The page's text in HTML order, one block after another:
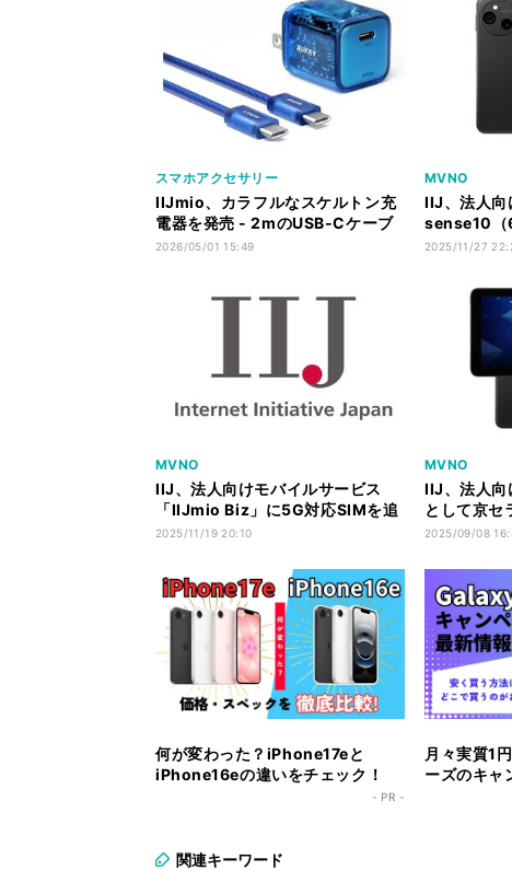
スマホアクセサリー
IIJmio、カラフルなスケルトン充
電器を発売 - 2mのUSB-Cケーブ
ル同梱
2026/05/01 15:49
MVNO
IIJ、法人向
sense10（
売開始
2025/11/27
MVNO
IIJ、法人向けモバイルサービス
「IIJmio Biz」に5G対応SIMを追
加
2025/11/19 20:10
MVNO
IIJ、法人向
として京セ
5G KC-
2025/09/08
何が変わった？iPhone17eと
iPhone16eの違いをチェック！
- PR -
月々実質1
ーズのキャ
関連キーワード